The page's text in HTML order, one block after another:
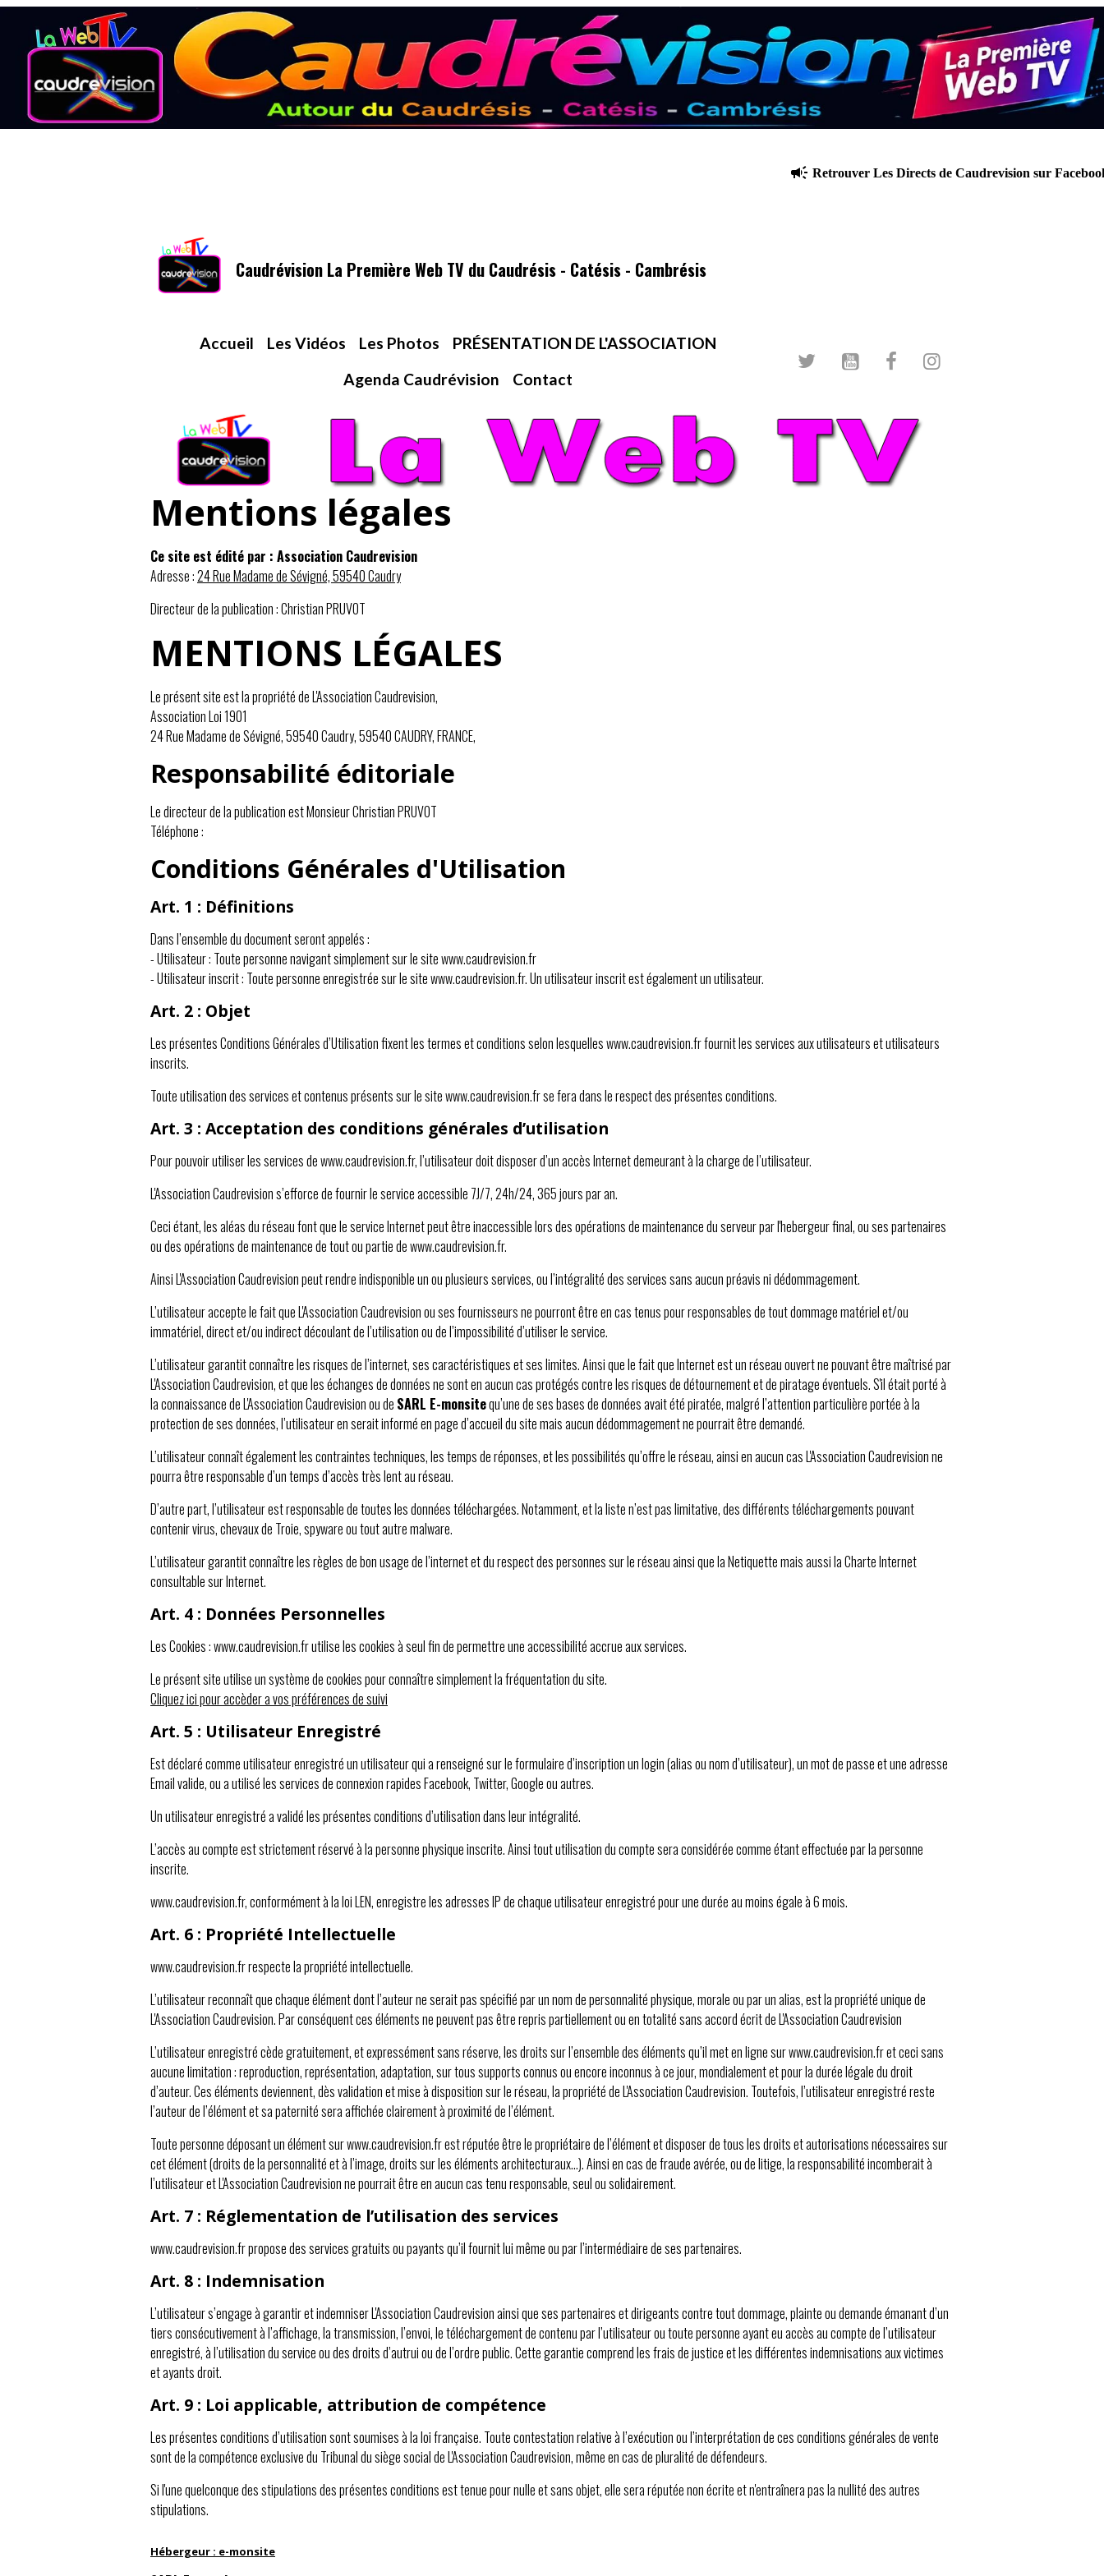
Retrouver Les Directs de Caudrevision sur Facebook
Caudrévision La Première Web TV du Caudrésis - Catésis - Cambrésis
Accueil Les Vidéos Les Photos
PRÉSENTATION DE L'ASSOCIATION
Agenda Caudrévision
Contact
Mentions légales
Ce site est édité par : Association Caudrevision
Adresse :24 Rue Madame de Sévigné, 59540 Caudry
Directeur de la publication : Christian PRUVOT
MENTIONS LÉGALES
Le présent site est la propriété de L'Association Caudrevision,
Association Loi 1901
24 Rue Madame de Sévigné, 59540 Caudry, 59540 CAUDRY, FRANCE,
Responsabilité éditoriale
Le directeur de la publication est Monsieur Christian PRUVOT
Téléphone :
Conditions Générales d'Utilisation
Art. 1 : Définitions
Dans l’ensemble du document seront appelés :
- Utilisateur : Toute personne navigant simplement sur le site www.caudrevision.fr
- Utilisateur inscrit : Toute personne enregistrée sur le site www.caudrevision.fr. Un utilisateur inscrit est également un utilisateur.
Art. 2 : Objet
Les présentes Conditions Générales d’Utilisation fixent les termes et conditions selon lesquelles www.caudrevision.fr fournit les services aux utilisateurs et utilisateurs
inscrits.
Toute utilisation des services et contenus présents sur le site www.caudrevision.fr se fera dans le respect des présentes conditions.
Art. 3 : Acceptation des conditions générales d’utilisation
Pour pouvoir utiliser les services de www.caudrevision.fr, l’utilisateur doit disposer d’un accès Internet demeurant à la charge de l’utilisateur.
L'Association Caudrevision s’efforce de fournir le service accessible 7J/7, 24h/24, 365 jours par an.
Ceci étant, les aléas du réseau font que le service Internet peut être inaccessible lors des opérations de maintenance du serveur par l'hebergeur final, ou ses partenaires
ou des opérations de maintenance de tout ou partie de www.caudrevision.fr.
Ainsi L'Association Caudrevision peut rendre indisponible un ou plusieurs services, ou l’intégralité des services sans aucun préavis ni dédommagement.
L’utilisateur accepte le fait que L'Association Caudrevision ou ses fournisseurs ne pourront être en cas tenus pour responsables de tout dommage matériel et/ou
immatériel, direct et/ou indirect découlant de l’utilisation ou de l’impossibilité d’utiliser le service.
L’utilisateur garantit connaître les risques de l’internet, ses caractéristiques et ses limites. Ainsi que le fait que Internet est un réseau ouvert ne pouvant être maîtrisé par
L'Association Caudrevision, et que les échanges de données ne sont en aucun cas protégés contre les risques de détournement et de piratage éventuels. S'il était porté à
la connaissance de L'Association Caudrevision ou de SARL E-monsitequ’une de ses bases de données avait été piratée, malgré l’attention particulière portée à la
protection de ses données, l’utilisateur en serait informé en page d’accueil du site mais aucun dédommagement ne pourrait être demandé.
L’utilisateur connaît également les contraintes techniques, les temps de réponses, et les possibilités qu’offre le réseau, ainsi en aucun cas L'Association Caudrevision ne
pourra être responsable d’un temps d’accès très lent au réseau.
D’autre part, l’utilisateur est responsable de toutes les données téléchargées. Notamment, et la liste n’est pas limitative, des différents téléchargements pouvant
contenir virus, chevaux de Troie, spyware ou tout autre malware.
L’utilisateur garantit connaître les règles de bon usage de l’internet et du respect des personnes sur le réseau ainsi que la Netiquette mais aussi la Charte Internet
consultable sur Internet.
Art. 4 : Données Personnelles
Les Cookies : www.caudrevision.fr utilise les cookies à seul fin de permettre une accessibilité accrue aux services.
Le présent site utilise un système de cookies pour connaître simplement la fréquentation du site.
Cliquez ici pour accèder a vos préférences de suivi
Art. 5 : Utilisateur Enregistré
Est déclaré comme utilisateur enregistré un utilisateur qui a renseigné sur le formulaire d’inscription un login (alias ou nom d’utilisateur), un mot de passe et une adresse
Email valide, ou a utilisé les services de connexion rapides Facebook, Twitter, Google ou autres.
Un utilisateur enregistré a validé les présentes conditions d’utilisation dans leur intégralité.
L’accès au compte est strictement réservé à la personne physique inscrite. Ainsi tout utilisation du compte sera considérée comme étant effectuée par la personne
inscrite.
www.caudrevision.fr, conformément à la loi LEN, enregistre les adresses IP de chaque utilisateur enregistré pour une durée au moins égale à 6 mois.
Art. 6 : Propriété Intellectuelle
www.caudrevision.fr respecte la propriété intellectuelle.
L’utilisateur reconnaît que chaque élément dont l’auteur ne serait pas spécifié par un nom de personnalité physique, morale ou par un alias, est la propriété unique de
L'Association Caudrevision. Par conséquent ces éléments ne peuvent pas être repris partiellement ou en totalité sans accord écrit de L'Association Caudrevision
L’utilisateur enregistré cède gratuitement, et expressément sans réserve, les droits sur l’ensemble des éléments qu’il met en ligne sur www.caudrevision.fr et ceci sans
aucune limitation : reproduction, représentation, adaptation, sur tous supports connus ou encore inconnus à ce jour, mondialement et pour la durée légale du droit
d’auteur. Ces éléments deviennent, dès validation et mise à disposition sur le réseau, la propriété de L'Association Caudrevision. Toutefois, l’utilisateur enregistré reste
l’auteur de l’élément et sa paternité sera affichée clairement à proximité de l’élément.
Toute personne déposant un élément sur www.caudrevision.fr est réputée être le propriétaire de l’élément et disposer de tous les droits et autorisations nécessaires sur
cet élément (droits de la personnalité et à l’image, droits sur les éléments architecturaux…). Ainsi en cas de fraude avérée, ou de litige, la responsabilité incomberait à
l’utilisateur et L'Association Caudrevision ne pourrait être en aucun cas tenu responsable, seul ou solidairement.
Art. 7 : Réglementation de l’utilisation des services
www.caudrevision.fr propose des services gratuits ou payants qu’il fournit lui même ou par l’intermédiaire de ses partenaires.
Art. 8 : Indemnisation
L’utilisateur s’engage à garantir et indemniser L'Association Caudrevision ainsi que ses partenaires et dirigeants contre tout dommage, plainte ou demande émanant d’un
tiers consécutivement à l’affichage, la transmission, l’envoi, le téléchargement de contenu par l’utilisateur ou toute personne ayant eu accès au compte de l’utilisateur
enregistré, à l’utilisation du service ou des droits d’autrui ou de l’ordre public. Cette garantie comprend les frais de justice et les différentes indemnisations aux victimes
et ayants droit.
Art. 9 : Loi applicable, attribution de compétence
Les présentes conditions d’utilisation sont soumises à la loi française. Toute contestation relative à l’exécution ou l’interprétation de ces conditions générales de vente
sont de la compétence exclusive du Tribunal du siège social de L'Association Caudrevision, même en cas de pluralité de défendeurs.
Si l'une quelconque des stipulations des présentes conditions est tenue pour nulle et sans objet, elle sera réputée non écrite et n'entraînera pas la nullité des autres
stipulations.
Hébergeur : e-monsite